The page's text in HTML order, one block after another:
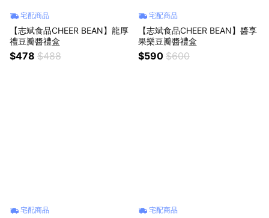
宅配商品
【志斌食品CHEER BEAN】龍厚
禮豆瓣醬禮盒
$478 $488
宅配商品
【志斌食品CHEER BEAN】醬享
果樂豆瓣醬禮盒
$590 $600
宅配商品 宅配商品